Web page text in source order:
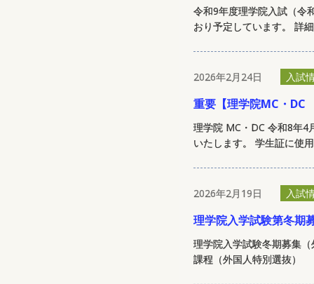
令和9年度理学院入試（令
おり予定しています。 詳
2026年2月24日 入試
重要【理学院MC・DC
理学院 MC・DC 令和8年4
いたします。 学生証に使
2026年2月19日 入試
理学院入学試験第冬期
理学院入学試験冬期募集
課程（外国人特別選抜）